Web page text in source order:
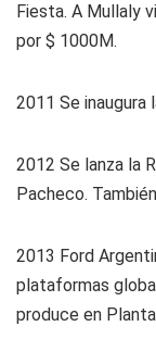
Fiesta. A Mullaly
por $ 1000M.
2011 Se inaugura
2012 Se lanza la
Pacheco.
2013 Ford
plataformas
produce en